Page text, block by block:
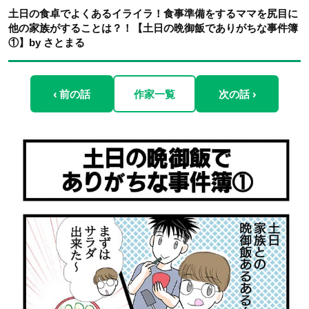
土日の食卓でよくあるイライラ！食事準備をするママを尻目に
他の家族がすることは？！【土日の晩御飯でありがちな事件簿
①】by さとまる
‹ 前の話 作家一覧 次の話 ›